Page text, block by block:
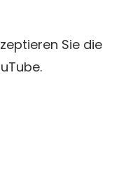
Sie die